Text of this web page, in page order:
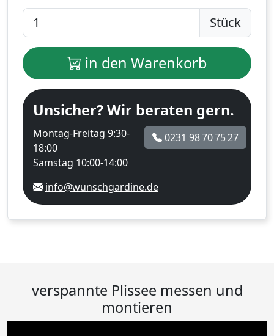
Stück
in den Warenkorb
Unsicher? Wir beraten gern.
Montag-Freitag 9:30-
18:00
Samstag 10:00-14:00
0231 98 70 75 27
info@wunschgardine.de
verspannte Plissee messen und
montieren